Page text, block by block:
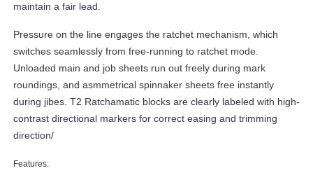
maintain a fair lead.
Pressure on the line engages the ratchet mechanism, which
switches seamlessly from free-running to ratchet mode.
Unloaded main and job sheets run out freely during mark
roundings, and asmmetrical spinnaker sheets free instantly
during jibes. T2 Ratchamatic blocks are clearly labeled with high-
contrast directional markers for correct easing and trimming
direction/
Features: